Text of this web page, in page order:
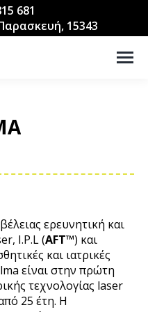
681
15343
ερευνητική και
I.P.L (AFT™) και
και ιατρικές
είναι στην πρώτη
τεχνολογίας laser
25 έτη. Η